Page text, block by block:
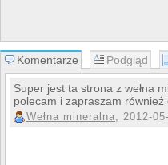
Komentarze Podgląd
Super jest ta strona z wełna
polecam i zapraszam również
Wełna mineralna, 2012-